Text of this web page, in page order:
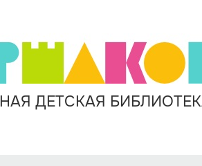
ДЕТСКАЯ